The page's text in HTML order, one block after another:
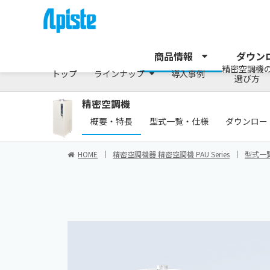
商品情報 ダウン
トップ ラインナップ 導入事例
精密空調機
選び方
精密空調機
概要・特長 型式一覧・仕様 ダウンロー
HOME 精密空調機器 精密空調機 PAU Series 型式一